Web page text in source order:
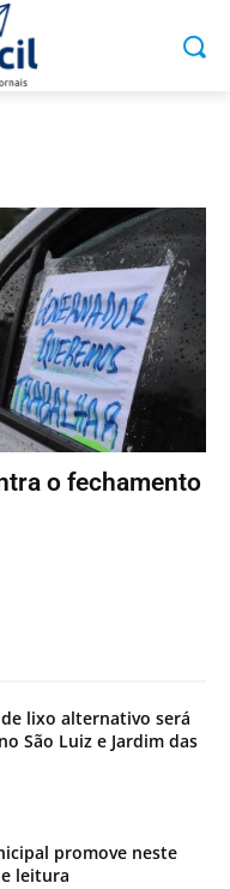
o fechamento
lixo alternativo será
São Luiz e Jardim das
promove neste
leitura